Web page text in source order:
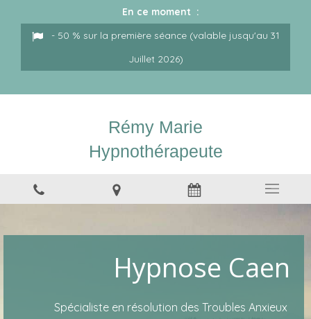
En ce moment :
- 50 % sur la première séance (valable jusqu'au 31
Juillet 2026)
Rémy Marie
Hypnothérapeute
Hypnose Caen
Spécialiste en résolution des Troubles Anxieux